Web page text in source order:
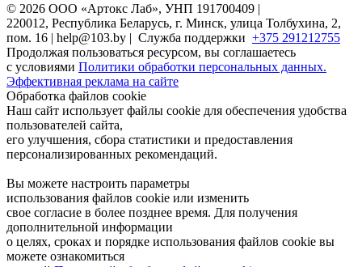
© 2026 ООО «Артокс Лаб», УНП 191700409 |
220012, Республика Беларусь, г. Минск, улица Толбухина, 2,
пом. 16 | help@103.by | Служба поддержки +375 291212755
Продолжая пользоваться ресурсом, вы соглашаетесь
с условиями Политики обработки персональных данных.
Эффективная реклама на сайте
Обработка файлов cookie
Наш сайт использует файлы cookie для обеспечения удобства
пользователей сайта,
его улучшения, сбора статистики и предоставления
персонализированных рекомендаций.
Вы можете настроить параметры
использования файлов cookie или изменить
свое согласие в более позднее время. Для получения
дополнительной информации
о целях, сроках и порядке использования файлов cookie вы
можете ознакомиться